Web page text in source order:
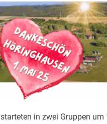
in zwei Gruppen um